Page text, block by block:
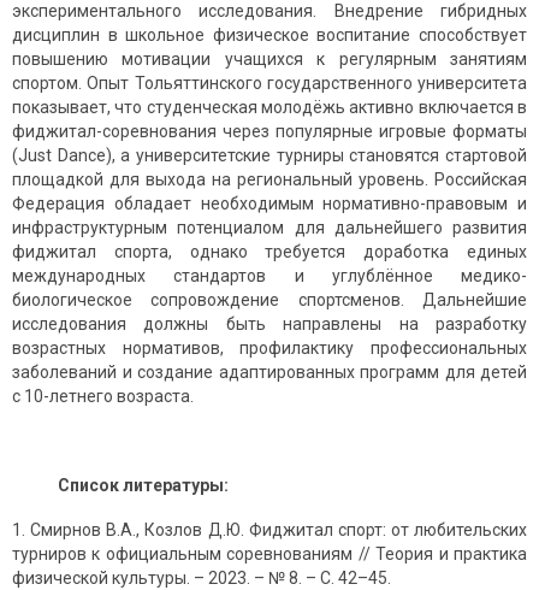
экспериментального исследования. Внедрение гибридных
дисциплин в школьное физическое воспитание способствует
повышению мотивации учащихся к регулярным занятиям
спортом. Опыт Тольяттинского государственного университета
показывает, что студенческая молодёжь активно включается в
фиджитал-соревнования через популярные игровые форматы
(Just Dance), а университетские турниры становятся стартовой
площадкой для выхода на региональный уровень. Российская
Федерация обладает необходимым нормативно-правовым и
инфраструктурным потенциалом для дальнейшего развития
фиджитал спорта, однако требуется доработка единых
международных стандартов и углублённое медико-
биологическое сопровождение спортсменов. Дальнейшие
исследования должны быть направлены на разработку
возрастных нормативов, профилактику профессиональных
заболеваний и создание адаптированных программ для детей
с 10-летнего возраста.
Список литературы:
Смирнов В.А., Козлов Д.Ю. Фиджитал спорт: от любительских
турниров к официальным соревнованиям // Теория и практика
физической культуры. – 2023. – № 8. – С. 42–45.